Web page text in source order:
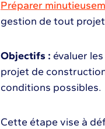
Préparer
gestion de tout
Objectifs : évaluer
projet de
conditions possibles.
Cette étape vise à